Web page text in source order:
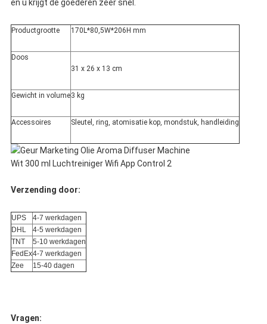
en u krijgt de goederen zeer snel.
Productgrootte 170L*80,5W*206H mm
Doos
31 x 26 x 13 cm
Gewicht in volume3 kg
Accessoires Sleutel, ring, atomisatie kop, mondstuk, handleiding
Verzending door:
UPS
4-7 werkdagen
DHL
4-5 werkdagen
TNT
5-10 werkdagen
FedEx4-7 werkdagen
Zee
15-40 dagen
Vragen: